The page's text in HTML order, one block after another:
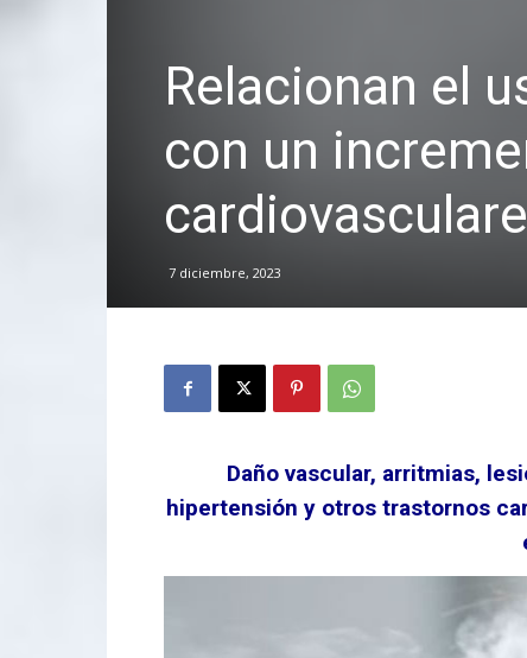
Relacionan el
con un
7 diciembre, 2023
Daño vascular, arritmias,
hipertensión y otros trastornos